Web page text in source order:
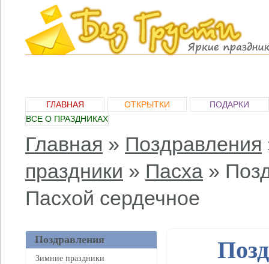
ГЛАВНАЯ ОТКРЫТКИ
ПОДАРКИ
ВСЕ О ПРАЗДНИКАХ
Главная » Поздравления
праздники » Пасха »
Пасхой сердечное
Поздравления
Зимние праздники